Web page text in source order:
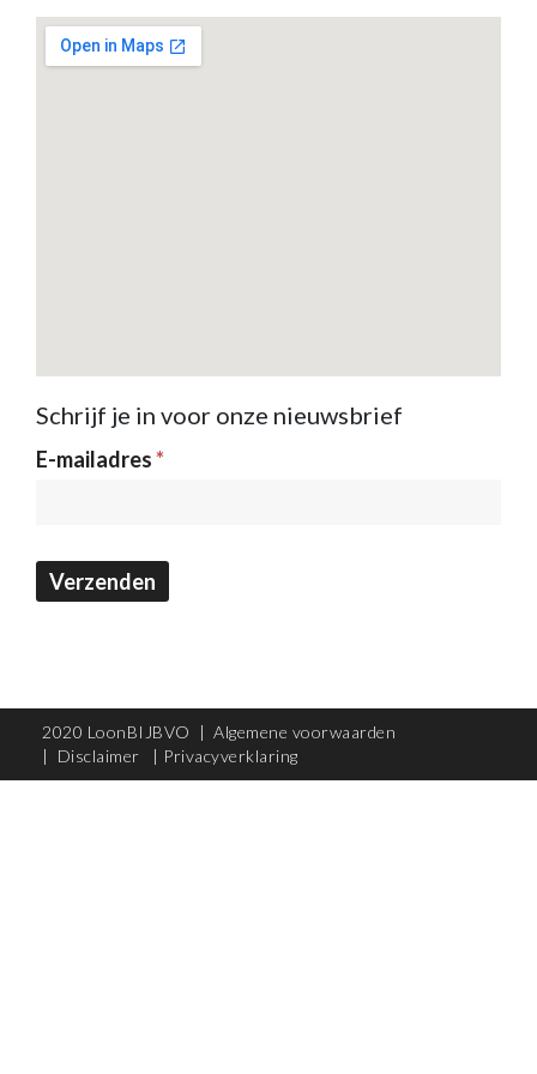
Schrijf je in voor onze nieuwsbrief
Nieuwsbrief
E-mailadres*
Verzenden
2020 LoonBIJBVO | Algemene voorwaarden
| Disclaimer | Privacyverklaring